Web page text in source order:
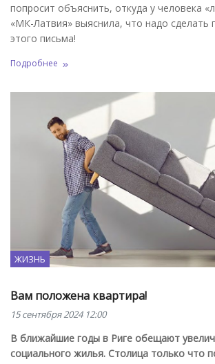
попросит объяснить, откуда у человека
«МК-Латвия» выяснила, что надо сделать
этого письма!
Подробнее
ЖИЗНЬ
Вам положена квартира!
15 сентября 2024 12:00
В ближайшие годы в Риге обещают
социального жилья. Столица только что